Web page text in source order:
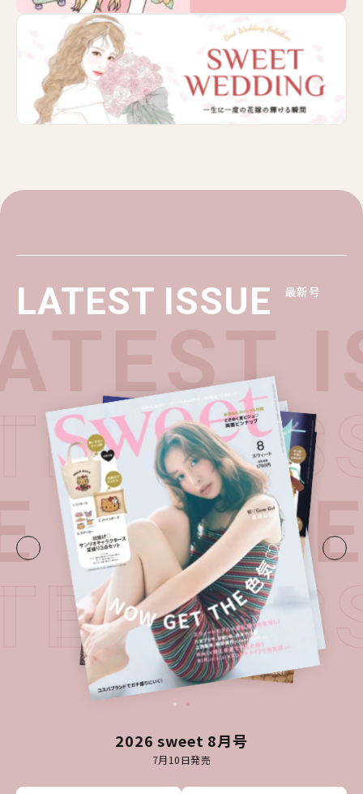
LATEST ISSUE 最新号
2026 sweet 8月号
7月10日発売